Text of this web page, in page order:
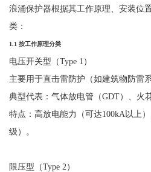
浪涌保护器根据其工作原理、安装位
类：
1.1 按工作原理分类
电压开关型（Type 1 ）
主要用于直击雷防护（如建筑物防雷系
典型代表：气体放电管（GDT）、火
特点：高放电能力（可达100kA以上
级）。
限压型（Type 2）